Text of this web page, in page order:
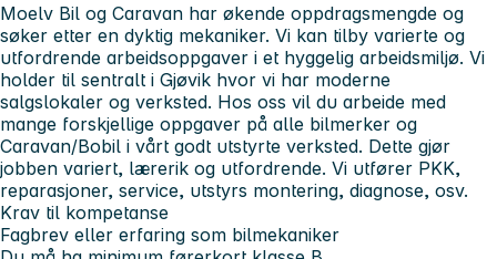
Moelv Bil og Caravan har økende oppdragsmengde og
søker etter en dyktig mekaniker. Vi kan tilby varierte og
utfordrende arbeidsoppgaver i et hyggelig arbeidsmiljø. Vi
holder til sentralt i Gjøvik hvor vi har moderne
salgslokaler og verksted. Hos oss vil du arbeide med
mange forskjellige oppgaver på alle bilmerker og
Caravan/Bobil i vårt godt utstyrte verksted. Dette gjør
jobben variert, lærerik og utfordrende. Vi utfører PKK,
reparasjoner, service, utstyrs montering, diagnose, osv.
Krav til kompetanse
Fagbrev eller erfaring som bilmekaniker